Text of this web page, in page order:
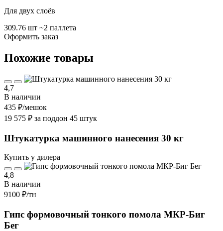
Для двух слоёв
309.76 шт ~2 паллета
Оформить заказ
Похожие товары
4,7
В наличии
435 ₽/мешок
19 575 ₽ за поддон 45 штук
Штукатурка машинного нанесения 30 кг
Купить у дилера
4,8
В наличии
9100 ₽/тн
Гипс формовочный тонкого помола МКР-Биг
Бег